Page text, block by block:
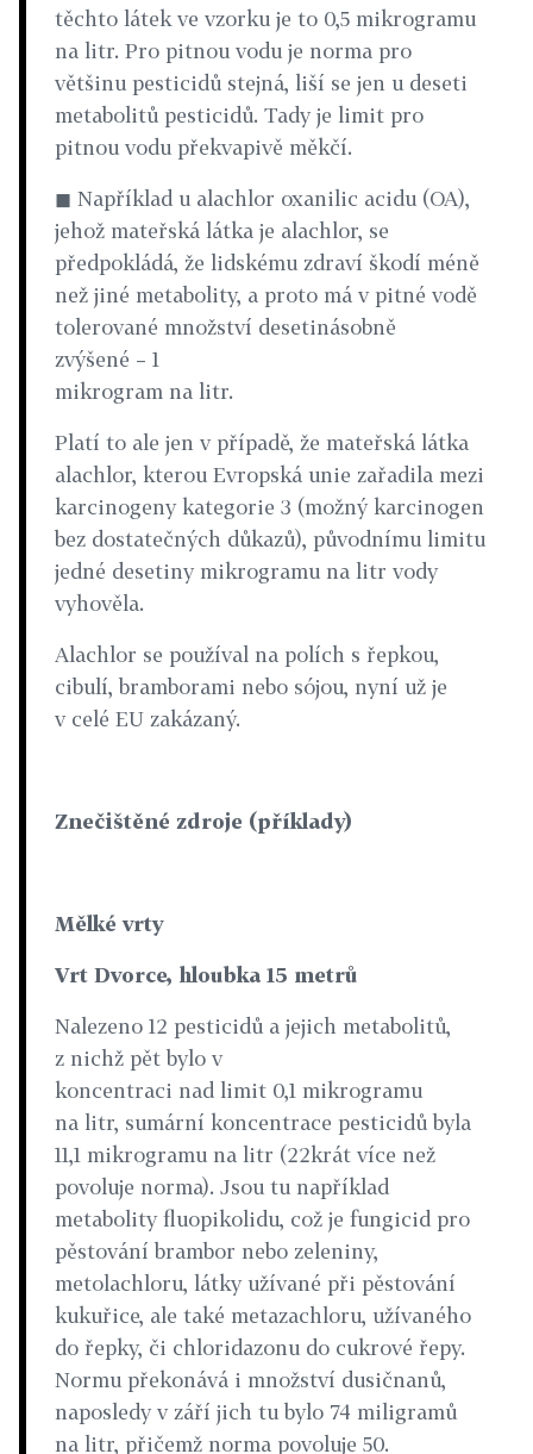
těchto látek ve vzorku je to 0,5 mikrogramu
na litr. Pro pitnou vodu je norma pro
většinu pesticidů stejná, liší se jen u deseti
metabolitů pesticidů. Tady je limit pro
pitnou vodu překvapivě měkčí.
◼ Například u alachlor oxanilic acidu (OA),
jehož mateřská látka je alachlor, se
předpokládá, že lidskému zdraví škodí méně
než jiné metabolity, a proto má v pitné vodě
tolerované množství desetinásobně
zvýšené – 1
mikrogram na litr.
Platí to ale jen v případě, že mateřská látka
alachlor, kterou Evropská unie zařadila mezi
karcinogeny kategorie 3 (možný karcinogen
bez dostatečných důkazů), původnímu limitu
jedné desetiny mikrogramu na litr vody
vyhověla.
Alachlor se používal na polích s řepkou,
cibulí, bramborami nebo sójou, nyní už je
v celé EU zakázaný.
Znečištěné zdroje (příklady)
Mělké vrty
Vrt Dvorce, hloubka 15 metrů
Nalezeno 12 pesticidů a jejich metabolitů,
z nichž pět bylo v
koncentraci nad limit 0,1 mikrogramu
na litr, sumární koncentrace pesticidů byla
11,1 mikrogramu na litr (22krát více než
povoluje norma). Jsou tu například
metabolity fluopikolidu, což je fungicid pro
pěstování brambor nebo zeleniny,
metolachloru, látky užívané při pěstování
kukuřice, ale také metazachloru, užívaného
do řepky, či chloridazonu do cukrové řepy.
Normu překonává i množství dusičnanů,
naposledy v září jich tu bylo 74 miligramů
na litr, přičemž norma povoluje 50.